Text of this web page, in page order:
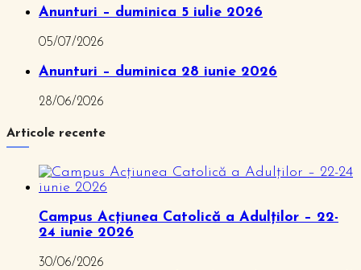
Anunturi – duminica 5 iulie 2026
05/07/2026
Anunturi – duminica 28 iunie 2026
28/06/2026
Articole recente
Campus Acțiunea Catolică a Adulților – 22-
24 iunie 2026
30/06/2026